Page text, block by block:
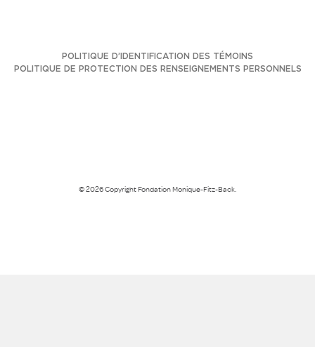
POLITIQUE D’IDENTIFICATION DES TÉMOINS
POLITIQUE DE PROTECTION DES RENSEIGNEMENTS PERSONNELS
© 2026 Copyright Fondation Monique-Fitz-Back.